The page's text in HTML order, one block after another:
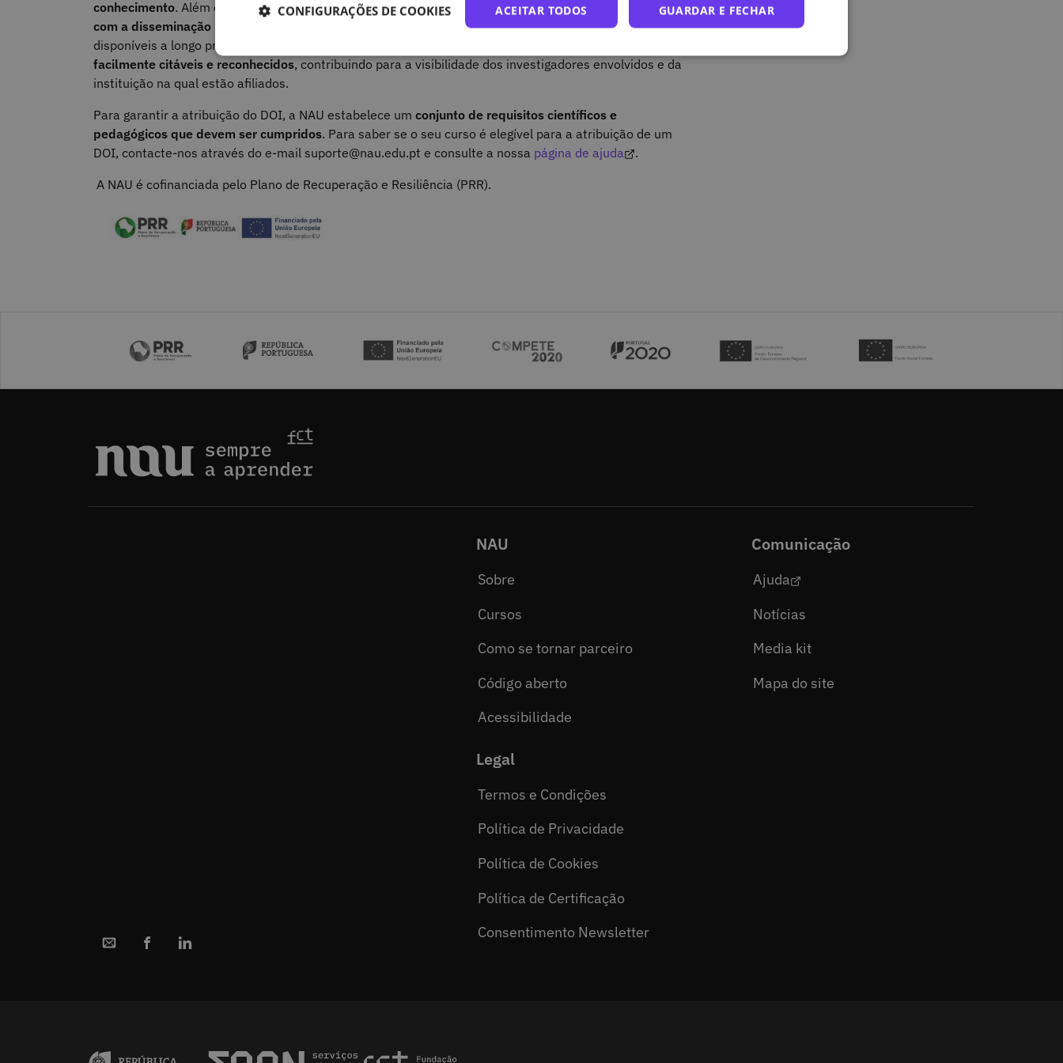
conhecimento. Além disso, é mais umaforma de cumprir requisitos de financiamento relacionados
com a disseminação pública e garantem a sustentabilidade dos resultados, que permanecem
disponíveis a longo prazo.
facilmente citáveis e reconhecidos, contribuindo para a visibilidade dos investigadores envolvidos e da
instituição na qual estão afiliados.
Para garantir a atribuição do DOI, a NAU estabelece um conjunto de requisitos científicos e
pedagógicos que devem ser cumpridos. Para saber se o seu curso é elegível para a atribuição de um
DOI, contacte-nos através do e-mail suporte@nau.edu.pt e consulte a nossa página de ajuda
.
A NAU é cofinanciada pelo Plano de Recuperação e Resiliência (PRR).
NAU
Sobre
Cursos
Como se tornar parceiro
Código aberto
Acessibilidade
Comunicação
Ajuda
Notícias
Media kit
Mapa do site
Legal
Termos e Condições
Política de Privacidade
Política de Cookies
Política de Certificação
Consentimento Newsletter
GUARDAR E FECHAR
ACEITAR TODOS
CONFIGURAÇÕES DE COOKIES